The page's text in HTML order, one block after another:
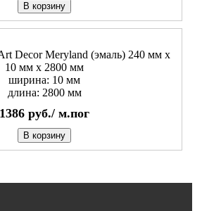
В корзину
Decor Meryland (эмаль) 240 мм х
10 мм х 2800 мм
ширина: 10 мм
длина: 2800 мм
1386 руб./ м.пог
В корзину